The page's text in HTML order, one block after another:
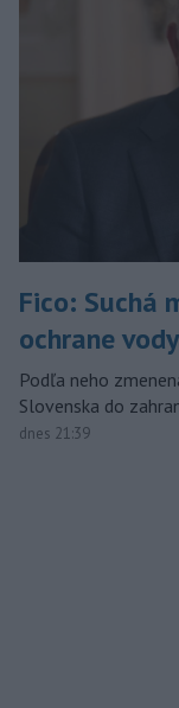
Fico: Suchá
ochrane
Podľa neho
Slovenska do
dnes 21:39